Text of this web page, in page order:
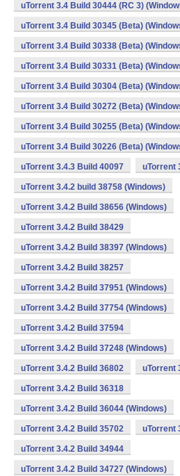
uTorrent 3.4 Build 30444 (RC 3)
uTorrent 3.4 Build 30345 (Beta)
uTorrent 3.4 Build 30338 (Beta)
uTorrent 3.4 Build 30331 (Beta)
uTorrent 3.4 Build 30304 (Beta)
uTorrent 3.4 Build 30272 (Beta)
uTorrent 3.4 Build 30255 (Beta)
uTorrent 3.4 Build 30226 (Beta)
uTorrent 3.4.3 Build 40097 uTorrent
uTorrent 3.4.2 build 38758 (Windows)
uTorrent 3.4.2 Build 38656 (Windows)
uTorrent 3.4.2 Build 38429
uTorrent 3.4.2 Build 38397 (Windows)
uTorrent 3.4.2 Build 38257
uTorrent 3.4.2 Build 37951 (Windows)
uTorrent 3.4.2 Build 37754 (Windows)
uTorrent 3.4.2 Build 37594
uTorrent 3.4.2 Build 37248 (Windows)
uTorrent 3.4.2 Build 36802 uTorrent
uTorrent 3.4.2 Build 36318
uTorrent 3.4.2 Build 36044 (Windows)
uTorrent 3.4.2 Build 35702 uTorrent
uTorrent 3.4.2 Build 34944
uTorrent 3.4.2 Build 34727 (Windows)